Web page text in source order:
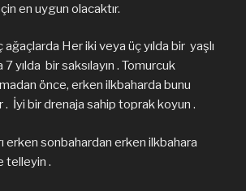
en uygun olacaktır.
ağaçlarda Her iki veya üç yılda bir yaşlı
yılda bir saksılayın . Tomurcuk
önce, erken ilkbaharda bunu
. İyi bir drenaja sahip toprak koyun .
erken sonbahardan erken ilkbahara
telleyin .